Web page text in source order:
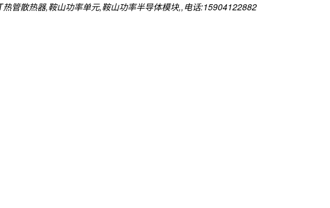
管散热器,鞍山功率单元,鞍山功率半导体模块,,电话:15904122882